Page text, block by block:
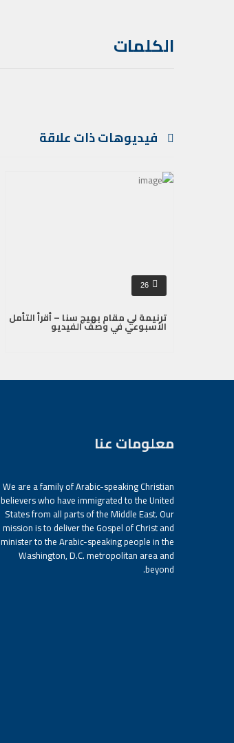
الكلمات
فيديوهات ذات علاقة
26
ترنيمة لي مقام بهيج سنا – أقرأ التأمل
الأسبوعي في وصف الفيديو
معلومات عنا
We are a family of Arabic-speaking Christian
believers who have immigrated to the United
States from all parts of the Middle East. Our
mission is to deliver the Gospel of Christ and
minister to the Arabic-speaking people in the
Washington, D.C. metropolitan area and
beyond.